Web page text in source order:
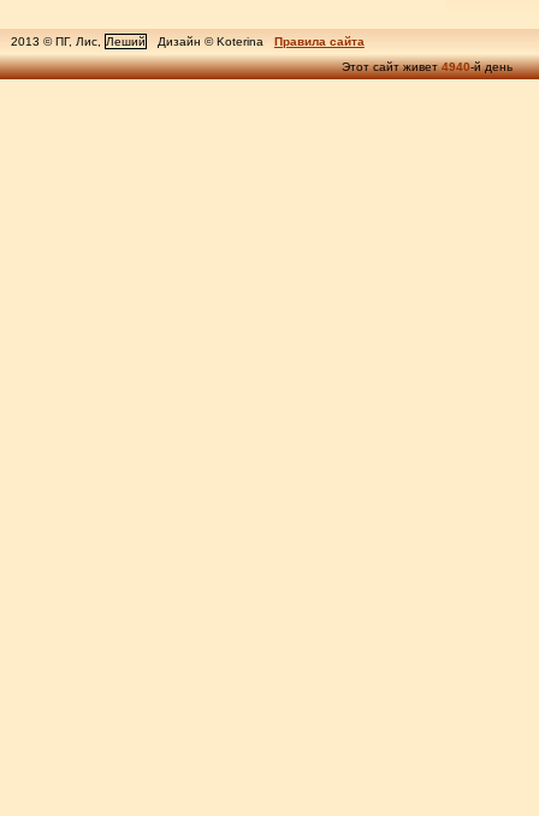
2013 © ПГ, Лис, Леший Дизайн © Koterina
Правила сайта
Этот сайт живет4940-й день